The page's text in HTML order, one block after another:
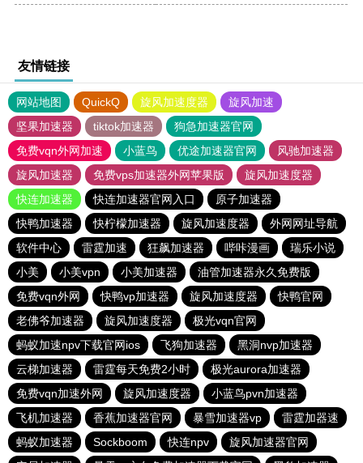
友情链接
网站地图 QuickQ 旋风加速度器
旋风加速
坚果加速器
tiktok加速器
狗急加速器官网
免费vqn外网加速
小蓝鸟 优途加速器官网
风驰加速器
旋风加速器
免费vps加速器外网苹果版
旋风加速度器
快连加速器
快连加速器官网入口
原子加速器
快鸭加速器
快柠檬加速器 旋风加速度器
外网网址导航
软件中心
雷霆加速 狂飙加速器 哔咔漫画
瑞乐小说
小美
小美vpn 小美加速器
油管加速器永久免费版
免费vqn外网
快鸭vp加速器 旋风加速度器
快鸭官网
老佛爷加速器
旋风加速度器
极光vqn官网
蚂蚁加速npv下载官网ios
飞狗加速器
黑洞nvp加速器
云梯加速器
雷霆每天免费2小时
极光aurora加速器
免费vqn加速外网
旋风加速度器
小蓝鸟pvn加速器
飞机加速器
香蕉加速器官网 暴雪加速器vp
雷霆加器速
蚂蚁加速器
Sockboom 快连npv
旋风加速器官网